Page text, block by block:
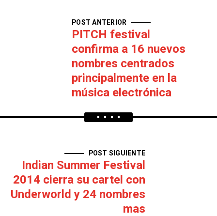
POST ANTERIOR
PITCH festival
confirma a 16 nuevos
nombres centrados
principalmente en la
música electrónica
POST SIGUIENTE
Indian Summer Festival
2014 cierra su cartel con
Underworld y 24 nombres
mas